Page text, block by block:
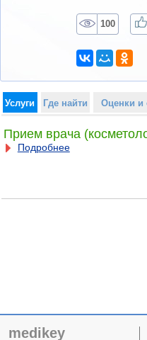
100
Услуги Где найти Оценки и
Прием врача
Подробнее
medikey